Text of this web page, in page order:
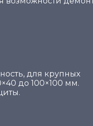
для крупных
до 100×100 мм.